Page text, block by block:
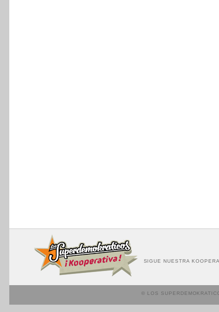
SIGUE NUESTRA
© LOS